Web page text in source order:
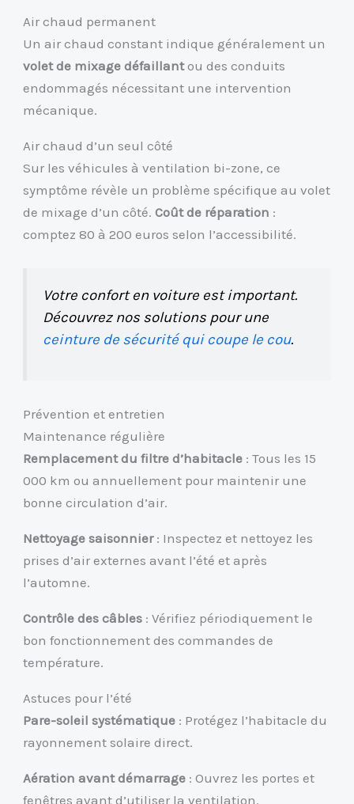
Air chaud permanent
Un air chaud constant indique généralement un
volet de mixage défaillantou des conduits
endommagés nécessitant une intervention
mécanique.
Air chaud d’un seul côté
Sur les véhicules à ventilation bi-zone, ce
symptôme révèle un problème spécifique au volet
de mixage d’un côté.Coût de réparation :
comptez 80 à 200 euros selon l’accessibilité.
Votre confort en voiture est important.
Découvrez nos solutions pour une
ceinture de sécurité qui coupe le cou.
Prévention et entretien
Maintenance régulière
Remplacement du filtre d’habitacle : Tous les 15
000 km ou annuellement pour maintenir une
bonne circulation d’air.
Nettoyage saisonnier: Inspectez et nettoyez les
prises d’air externes avant l’été et après
l’automne.
Contrôle des câbles : Vérifiez périodiquement le
bon fonctionnement des commandes de
température.
Astuces pour l’été
Pare-soleil systématique : Protégez l’habitacle du
rayonnement solaire direct.
Aération avant démarrage : Ouvrez les portes et
fenêtres avant d’utiliser la ventilation.